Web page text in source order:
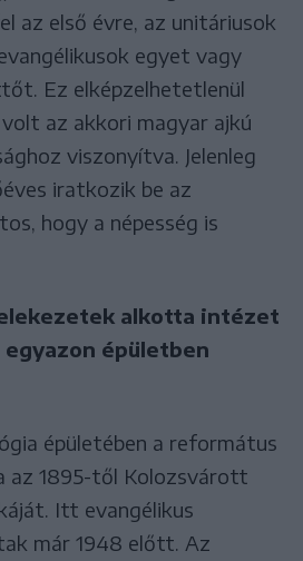
az első évre, az unitáriusok
egyet vagy
Ez elképzelhetetlenül
az akkori magyar ajkú
viszonyítva. Jelenleg
iratkozik be az
hogy a népesség is
alkotta intézet
épületben
épületében a református
1895-től Kolozsvárott
Itt evangélikus
már 1948 előtt. Az